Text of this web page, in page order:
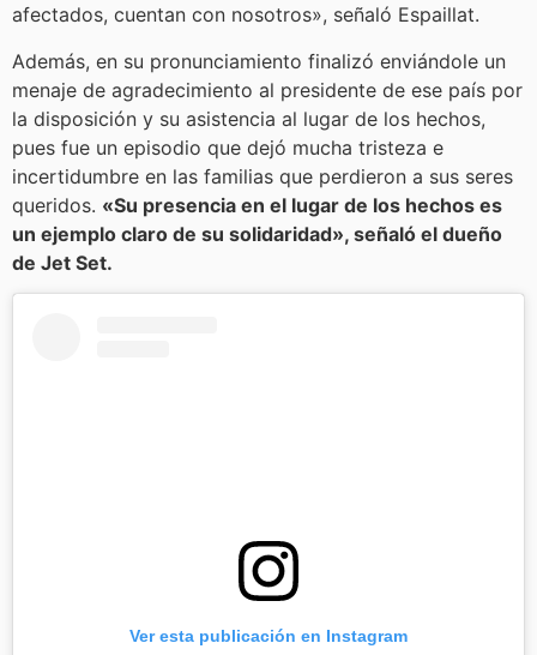
afectados, cuentan con nosotros», señaló Espaillat.
Además, en su pronunciamiento finalizó enviándole un
menaje de agradecimiento al presidente de ese país por
la disposición y su asistencia al lugar de los hechos,
pues fue un episodio que dejó mucha tristeza e
incertidumbre en las familias que perdieron a sus seres
queridos. «Su presencia en el lugar de los hechos es
un ejemplo claro de su solidaridad», señaló el dueño
de Jet Set.
Ver esta publicación en Instagram